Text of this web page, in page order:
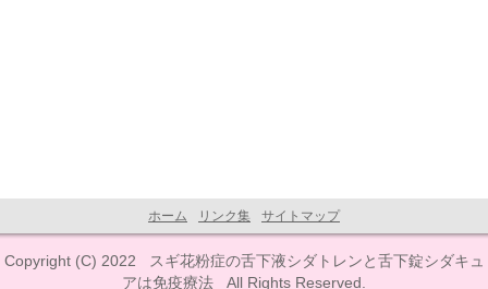
ホーム リンク集 サイトマップ
Copyright (C) 2022
スギ花粉症の舌下液シダトレンと舌下錠シダキュ
アは免疫療法
All Rights Reserved.